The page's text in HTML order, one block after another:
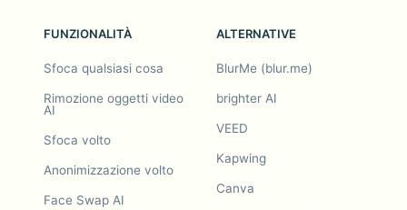
FUNZIONALITÀ
Sfoca qualsiasi cosa
Rimozione oggetti video
AI
Sfoca volto
Anonimizzazione volto
Face Swap AI
ALTERNATIVE
BlurMe (blur.me)
brighter AI
VEED
Kapwing
Canva